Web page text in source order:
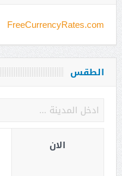
FreeCurrencyRates.com
الطقس
الان